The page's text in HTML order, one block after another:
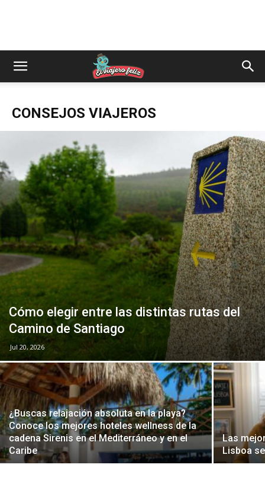
CONSEJOS VIAJEROS
Cómo elegir entre las distintas rutas del
Camino de Santiago
Jul 20, 2026
¿Buscas relajación absoluta en la playa?
Conoce los mejores hoteles wellness de la
cadena Sirenis en el Mediterráneo y en el
Caribe
Las
Lisboa